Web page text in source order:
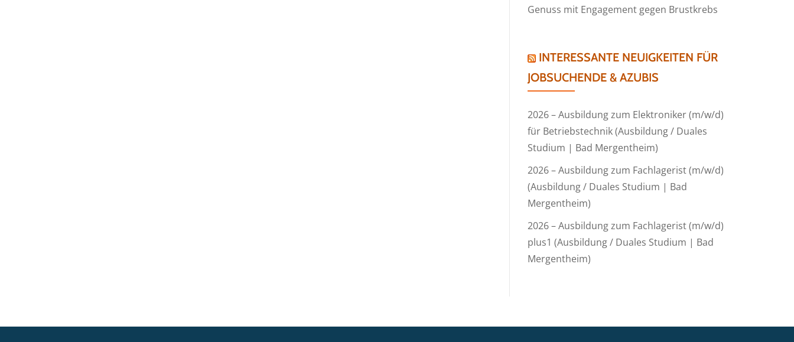
Genuss mit Engagement gegen Brustkrebs
INTERESSANTE NEUIGKEITEN FÜR
JOBSUCHENDE & AZUBIS
2026 – Ausbildung zum Elektroniker (m/w/d)
für Betriebstechnik (Ausbildung / Duales
Studium | Bad Mergentheim)
2026 – Ausbildung zum Fachlagerist (m/w/d)
(Ausbildung / Duales Studium | Bad
Mergentheim)
2026 – Ausbildung zum Fachlagerist (m/w/d)
plus1 (Ausbildung / Duales Studium | Bad
Mergentheim)